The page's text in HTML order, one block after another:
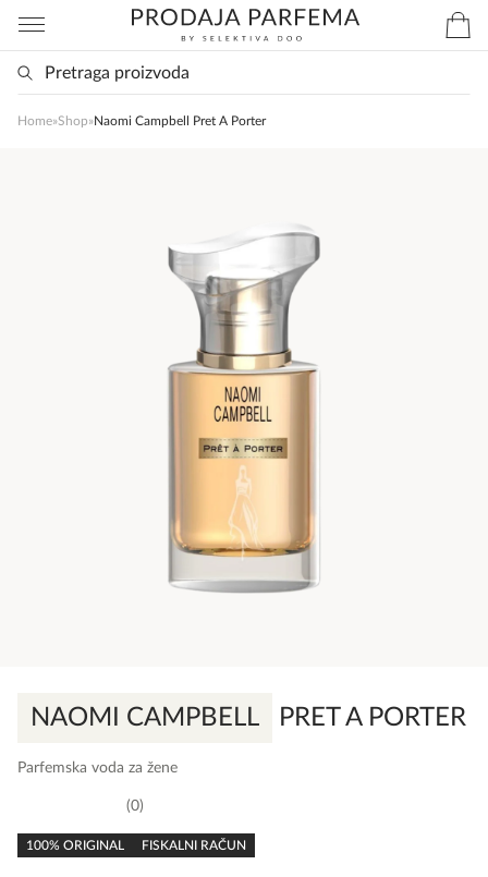
Home»Shop»Naomi Campbell Pret A Porter
NAOMI CAMPBELL PRET A PORTER
Parfemska voda za žene
rating
0
100% ORIGINAL FISKALNI RAČUN